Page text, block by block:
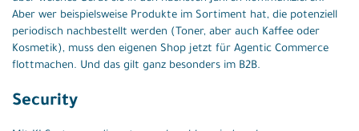
Aber wer beispielsweise Produkte im Sortiment hat, die potenziell
periodisch nachbestellt werden (Toner, aber auch Kaffee oder
Kosmetik), muss den eigenen Shop jetzt für Agentic Commerce
flottmachen. Und das gilt ganz besonders im B2B.
Security